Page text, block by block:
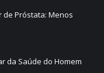
de Próstata: Menos
da Saúde do Homem